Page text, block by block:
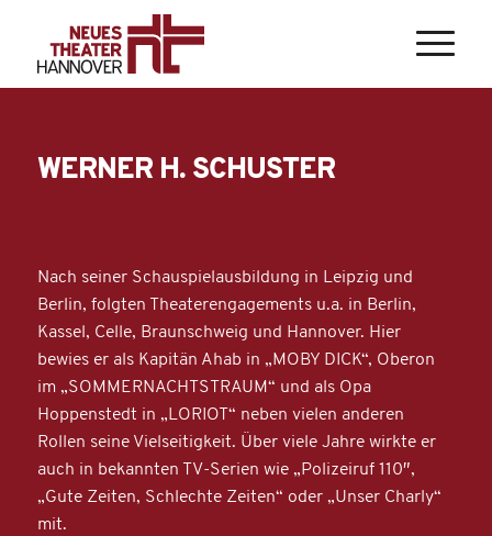
WERNER H. SCHUSTER
Nach seiner Schauspielausbildung in Leipzig und
Berlin, folgten Theaterengagements u.a. in Berlin,
Kassel, Celle, Braunschweig und Hannover. Hier
bewies er als Kapitän Ahab in „MOBY DICK“, Oberon
im „SOMMERNACHTSTRAUM“ und als Opa
Hoppenstedt in „LORIOT“ neben vielen anderen
Rollen seine Vielseitigkeit. Über viele Jahre wirkte er
auch in bekannten TV-Serien wie „Polizeiruf 110″,
„Gute Zeiten, Schlechte Zeiten“ oder „Unser Charly“
mit.